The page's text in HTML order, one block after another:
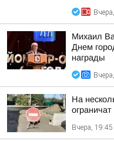
Михаил
Днем
награды
На
Вчера, 19:45